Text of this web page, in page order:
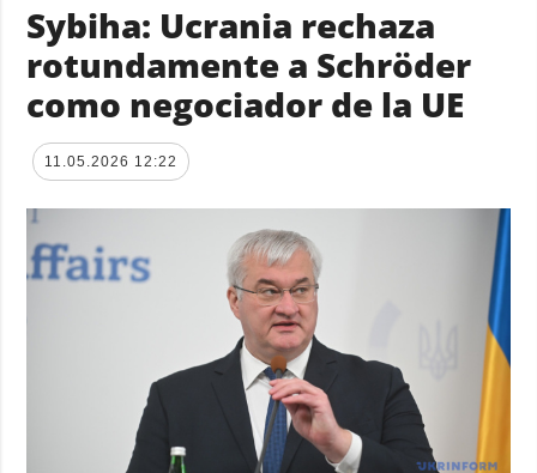
Sybiha: Ucrania rechaza
rotundamente a Schröder
como negociador de la UE
11.05.2026 12:22